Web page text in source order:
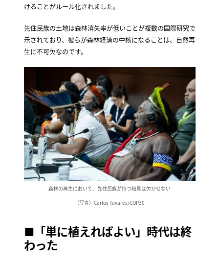
けることがルール化されました。
先住民族の土地は森林消失率が低いことが複数の国際研究で
示されており、彼らが森林経済の中核になることは、自然再
生に不可欠なのです。
森林の再生において、先住民族が持つ知見は欠かせない
（写真）Carlos Tavares/COP30
■「単に植えればよい」時代は終
わった